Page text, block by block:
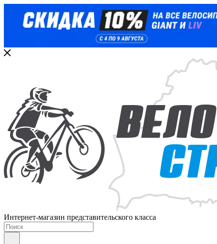
Интернет-магазин представительского класса